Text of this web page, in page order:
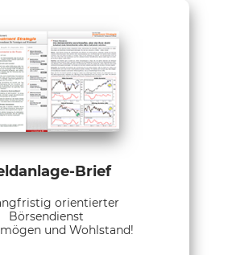
Brief
orientierter
Börsendienst
und Wohlstand!